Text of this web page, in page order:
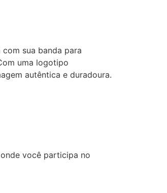
sua banda para
uma logotipo
autêntica e duradoura.
você participa no